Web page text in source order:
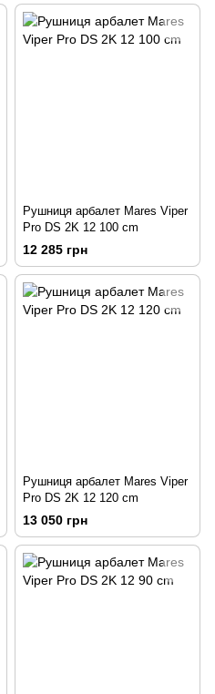
Рушниця арбалет Mares Viper
Pro DS 2K 12 100 сm
12 285 грн
Рушниця арбалет Mares Viper
Pro DS 2K 12 120 сm
13 050 грн